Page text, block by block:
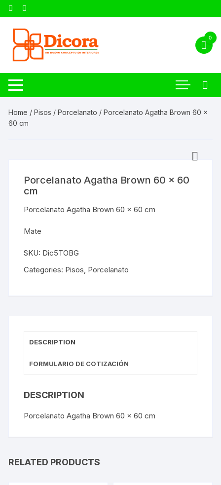
0
Home /Pisos /Porcelanato / Porcelanato Agatha Brown 60 x
60 cm
Porcelanato Agatha Brown 60 x 60
cm
Porcelanato Agatha Brown 60 x 60 cm
Mate
SKU: Dic5TOBG
Categories: Pisos, Porcelanato
DESCRIPTION
FORMULARIO DE COTIZACIÓN
DESCRIPTION
Porcelanato Agatha Brown 60 x 60 cm
RELATED PRODUCTS